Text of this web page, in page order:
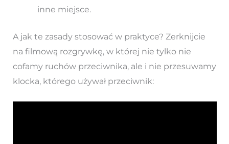
inne miejsce.
A jak te zasady stosować w praktyce? Zerknijcie
na filmową rozgrywkę, w której nie tylko nie
cofamy ruchów przeciwnika, ale i nie przesuwamy
klocka, którego używał przeciwnik: